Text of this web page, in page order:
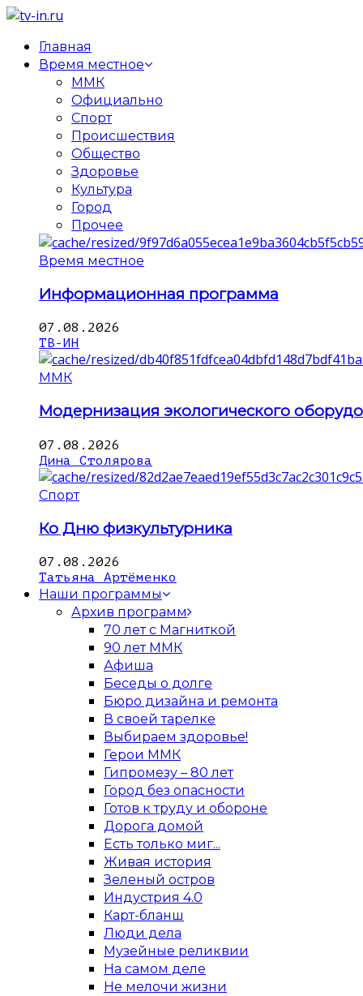
Главная
Время местное
ММК
Официально
Спорт
Происшествия
Общество
Здоровье
Культура
Город
Прочее
Время местное
Информационная программа
07.08.2026
ТВ-ИН
ММК
Модернизация экологического
07.08.2026
Дина Столярова
Спорт
Ко Дню физкультурника
07.08.2026
Татьяна Артёменко
Наши программы
Архив программ
70 лет с Магниткой
90 лет ММК
Афиша
Беседы о долге
Бюро дизайна и ремонта
В своей тарелке
Выбираем здоровье!
Герои ММК
Гипромезу – 80 лет
Город без опасности
Готов к труду и обороне
Дорога домой
Есть только миг...
Живая история
Зеленый остров
Индустрия 4.0
Карт-бланш
Люди дела
Музейные реликвии
На самом деле
Не мелочи жизни